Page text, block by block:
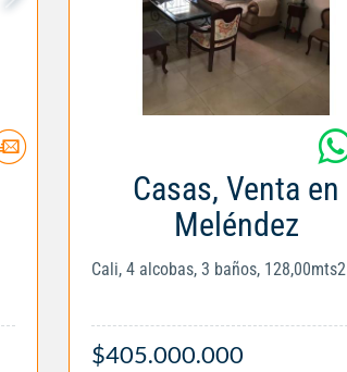
Casas, Venta en
Meléndez
Cali, 4 alcobas, 3 baños, 128,00mts2
$405.000.000